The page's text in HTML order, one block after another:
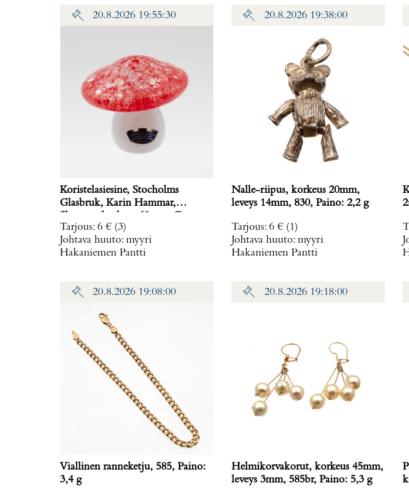
20.8.2026 19:55:30
Koristelasiesine, Stocholms
Glasbruk, Karin Hammar,
65mm.
Tarjous: 6 € (3)
Johtava huuto: myyri
Hakaniemen Pantti
20.8.2026 19:38:00
Nalle-riipus, korkeus 20mm,
leveys 14mm, 830, Paino: 2,2 g
Tarjous: 6 € (1)
Johtava huuto: myyri
Hakaniemen Pantti
20.8.2026 19:08:00
Viallinen ranneketju, 585, Paino:
3,4 g
20.8.2026 19:18:00
Helmikorvakorut, korkeus 45mm,
leveys 3mm, 585br, Paino: 5,3 g